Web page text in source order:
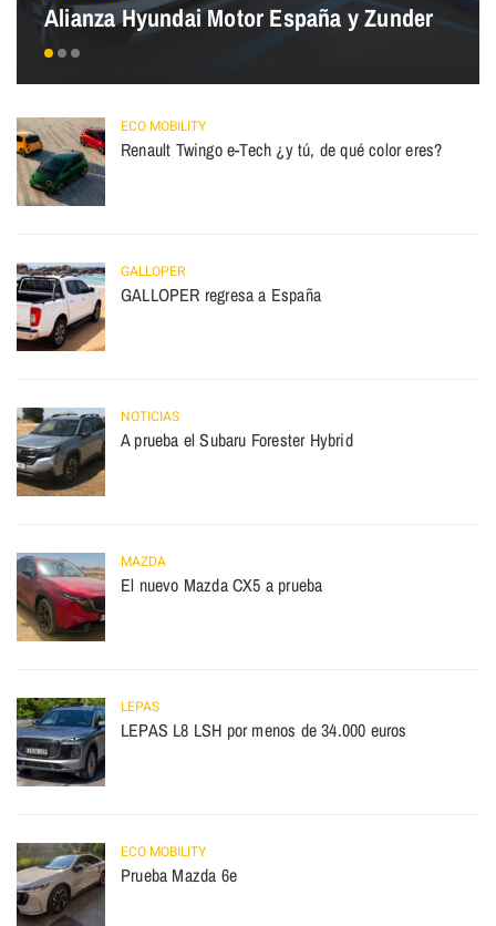
Alianza Hyundai Motor España y Zunder
ECO MOBILITY
Renault Twingo e-Tech ¿y tú, de qué color eres?
GALLOPER
GALLOPER regresa a España
NOTICIAS
A prueba el Subaru Forester Hybrid
MAZDA
El nuevo Mazda CX5 a prueba
LEPAS
LEPAS L8 LSH por menos de 34.000 euros
ECO MOBILITY
Prueba Mazda 6e